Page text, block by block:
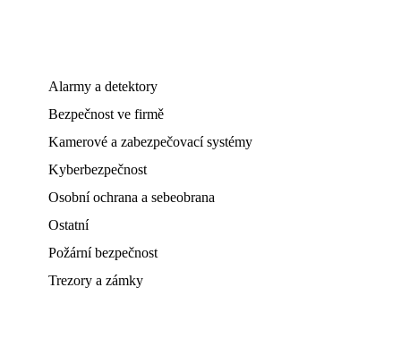
Alarmy a detektory
Bezpečnost ve firmě
Kamerové a zabezpečovací systémy
Kyberbezpečnost
Osobní ochrana a sebeobrana
Ostatní
Požární bezpečnost
Trezory a zámky